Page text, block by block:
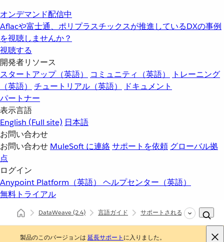
オンデマンド配信中
Aflacや富士通、ポリプラスチックスが推進しているDXの事例
を視聴しませんか？
視聴する
開発者リソース
スタートアップ（英語）
コミュニティ（英語）
トレーニング
（英語）
チュートリアル（英語）
ドキュメント
パートナー
表示言語
English (Full site) 日本語
お問い合わせ
お問い合わせ MuleSoft に連絡サポートを依頼 グローバル拠
点
ログイン
Anypoint Platform（英語） ヘルプセンター（英語）
無料トライアル
DataWeave(2.4) 言語ガイド サポートされるデータ形式
製品のこのバージョンは 延長サポート に入りました。